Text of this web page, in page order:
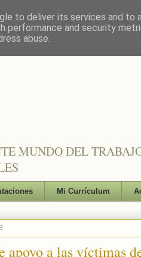
MUNDO DEL
Mi Currículum
apoyo a las víctimas
to deliver its services and to
performance and security
abuse.